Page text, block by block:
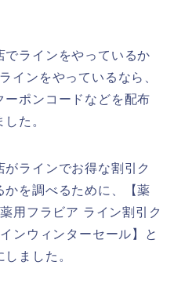
でラインをやっているか
インをやっているなら、
ーポンコードなどを配布
た。
ラインでお得な割引ク
かを調べるために、【薬
用フラビア ライン割引ク
ンウィンターセール】と
ました。